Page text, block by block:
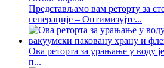
Представљамо вам реторту за
генерације – Оптимизујте...
Ова реторта за урањање у воду
п...